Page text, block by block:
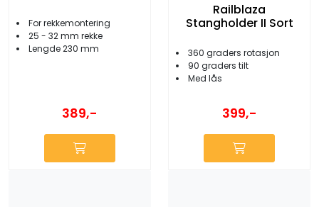
For rekkemontering
25 - 32 mm rekke
Lengde 230 mm
389,-
Railblaza
Stangholder II Sort
360 graders rotasjon
90 graders tilt
Med lås
399,-